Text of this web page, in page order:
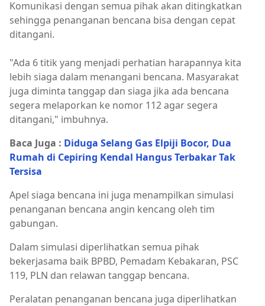
Komunikasi dengan semua pihak akan ditingkatkan
sehingga penanganan bencana bisa dengan cepat
ditangani.
"Ada 6 titik yang menjadi perhatian harapannya kita
lebih siaga dalam menangani bencana. Masyarakat
juga diminta tanggap dan siaga jika ada bencana
segera melaporkan ke nomor 112 agar segera
ditangani," imbuhnya.
Baca Juga : Diduga Selang Gas Elpiji Bocor, Dua
Rumah di Cepiring Kendal Hangus Terbakar Tak
Tersisa
Apel siaga bencana ini juga menampilkan simulasi
penanganan bencana angin kencang oleh tim
gabungan.
Dalam simulasi diperlihatkan semua pihak
bekerjasama baik BPBD, Pemadam Kebakaran, PSC
119, PLN dan relawan tanggap bencana.
Peralatan penanganan bencana juga diperlihatkan